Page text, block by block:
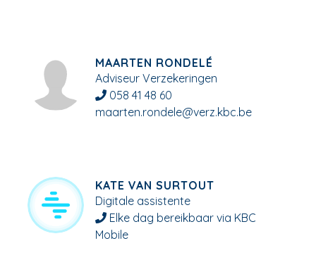
MAARTEN RONDELÉ
Adviseur Verzekeringen
058 41 48 60
maarten.rondele@verz.kbc.be
KATE VAN SURTOUT
Digitale assistente
Elke dag bereikbaar via KBC
Mobile